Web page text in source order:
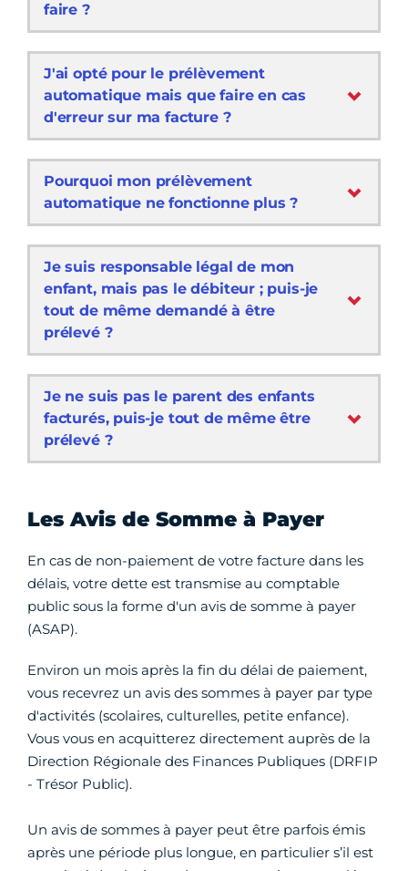
faire ?
J'ai opté pour le prélèvement
automatique mais que faire en cas
d'erreur sur ma facture ?
Pourquoi mon prélèvement
automatique ne fonctionne plus ?
Je suis responsable légal de mon
enfant, mais pas le débiteur ; puis-je
tout de même demandé à être
prélevé ?
Je ne suis pas le parent des enfants
facturés, puis-je tout de même être
prélevé ?
Les Avis de Somme à Payer
En cas de non-paiement de votre facture dans les
délais, votre dette est transmise au comptable
public sous la forme d'un avis de somme à payer
(ASAP).
Environ un mois après la fin du délai de paiement,
vous recevrez un avis des sommes à payer par type
d'activités (scolaires, culturelles, petite enfance).
Vous vous en acquitterez directement auprès de la
Direction Régionale des Finances Publiques (DRFIP
- Trésor Public).
Un avis de sommes à payer peut être parfois émis
après une période plus longue, en particulier s’il est